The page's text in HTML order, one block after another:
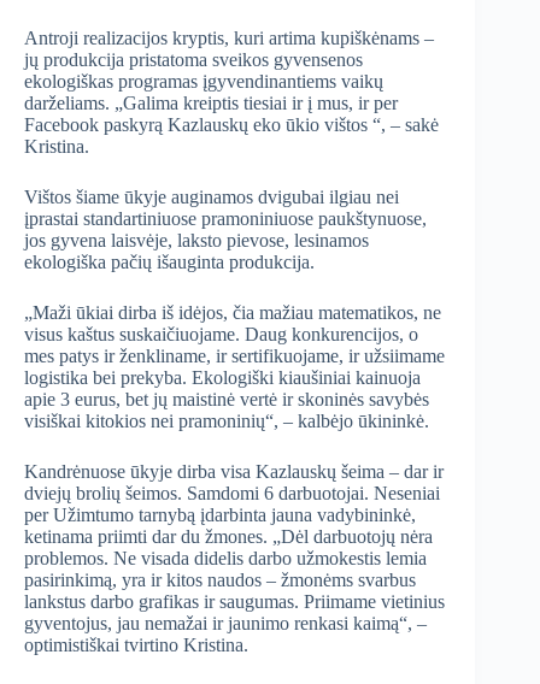
Antroji realizacijos kryptis, kuri artima kupiškėnams –
jų produkcija pristatoma sveikos gyvensenos
ekologiškas programas įgyvendinantiems vaikų
darželiams. „Galima kreiptis tiesiai ir į mus, ir per
Facebook paskyrą Kazlauskų eko ūkio vištos “, – sakė
Kristina.
Vištos šiame ūkyje auginamos dvigubai ilgiau nei
įprastai standartiniuose pramoniniuose paukštynuose,
jos gyvena laisvėje, laksto pievose, lesinamos
ekologiška pačių išauginta produkcija.
„Maži ūkiai dirba iš idėjos, čia mažiau matematikos, ne
visus kaštus suskaičiuojame. Daug konkurencijos, o
mes patys ir ženkliname, ir sertifikuojame, ir užsiimame
logistika bei prekyba. Ekologiški kiaušiniai kainuoja
apie 3 eurus, bet jų maistinė vertė ir skoninės savybės
visiškai kitokios nei pramoninių“, – kalbėjo ūkininkė.
Kandrėnuose ūkyje dirba visa Kazlauskų šeima – dar ir
dviejų brolių šeimos. Samdomi 6 darbuotojai. Neseniai
per Užimtumo tarnybą įdarbinta jauna vadybininkė,
ketinama priimti dar du žmones. „Dėl darbuotojų nėra
problemos. Ne visada didelis darbo užmokestis lemia
pasirinkimą, yra ir kitos naudos – žmonėms svarbus
lankstus darbo grafikas ir saugumas. Priimame vietinius
gyventojus, jau nemažai ir jaunimo renkasi kaimą“, –
optimistiškai tvirtino Kristina.